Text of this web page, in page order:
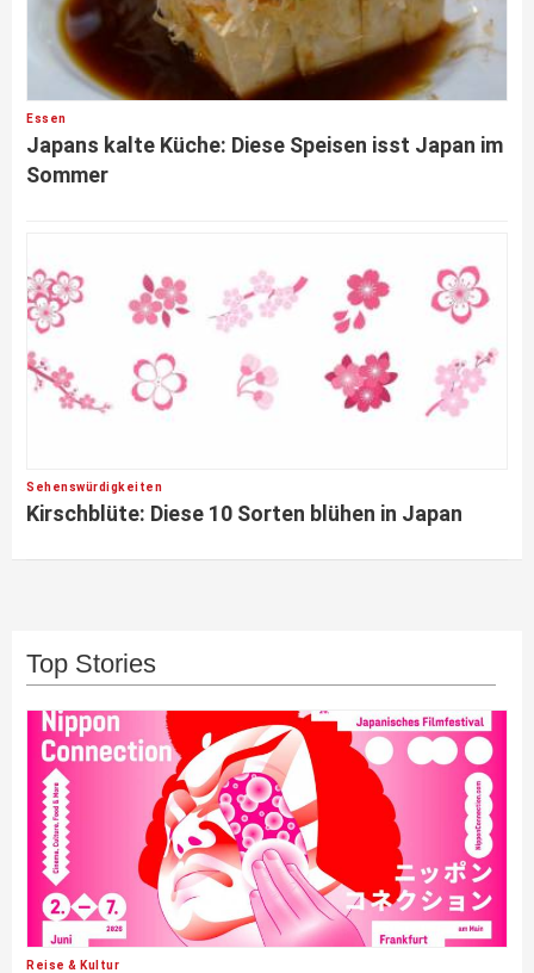
Essen
Japans kalte Küche: Diese Speisen isst Japan im
Sommer
Sehenswürdigkeiten
Kirschblüte: Diese 10 Sorten blühen in Japan
Top Stories
Reise & Kultur